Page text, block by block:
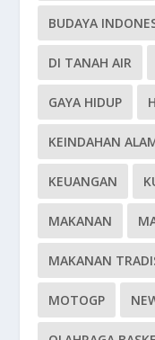
BUDAYA
DI TANAH AIR
GAYA HIDUP
KEINDAHAN
KEUANGAN
MAKANAN
MAKANAN
MOTOGP